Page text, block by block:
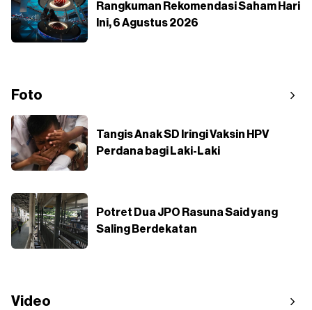
Rangkuman Rekomendasi Saham Hari
Ini, 6 Agustus 2026
Foto
Tangis Anak SD Iringi Vaksin HPV
Perdana bagi Laki-Laki
Potret Dua JPO Rasuna Said yang
Saling Berdekatan
Video